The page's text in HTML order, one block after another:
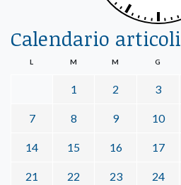
Calendario articoli
L M M G
1 2 3
7 8 9 10
14 15 16 17
21 22 23 24